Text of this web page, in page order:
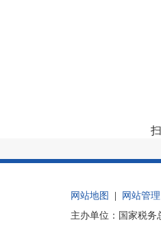
网站地图 网站管理
主办单位：国家税务